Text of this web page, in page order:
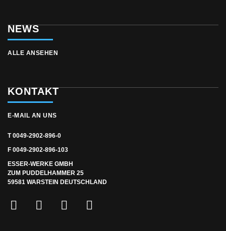
NEWS
ALLE ANSEHEN
KONTAKT
E-MAIL AN UNS
T 0049-2902-896-0
F 0049-2902-896-103
ESSER-WERKE GMBH
ZUM PUDDELHAMMER 25
59581 WARSTEIN DEUTSCHLAND